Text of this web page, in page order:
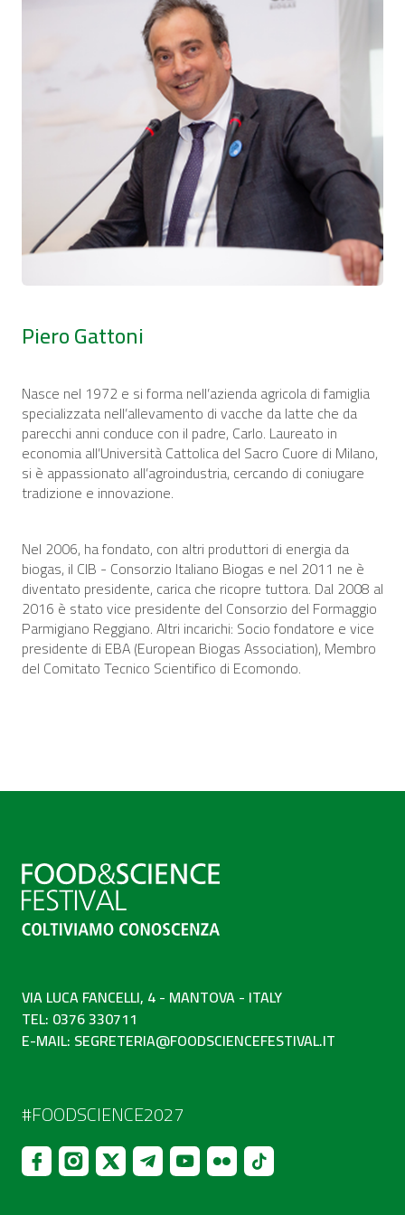
Piero Gattoni
Nasce nel 1972 e si forma nell’azienda agricola di famiglia
specializzata nell’allevamento di vacche da latte che da
parecchi anni conduce con il padre, Carlo. Laureato in
economia all’Università Cattolica del Sacro Cuore di Milano,
si è appassionato all’agroindustria, cercando di coniugare
tradizione e innovazione.
Nel 2006, ha fondato, con altri produttori di energia da
biogas, il CIB - Consorzio Italiano Biogas e nel 2011 ne è
diventato presidente, carica che ricopre tuttora. Dal 2008 al
2016 è stato vice presidente del Consorzio del Formaggio
Parmigiano Reggiano. Altri incarichi: Socio fondatore e vice
presidente di EBA (European Biogas Association), Membro
del Comitato Tecnico Scientifico di Ecomondo.
VIA LUCA FANCELLI, 4 - MANTOVA - ITALY
TEL: 0376 330711
E-MAIL: SEGRETERIA@FOODSCIENCEFESTIVAL.IT
#FOODSCIENCE2027